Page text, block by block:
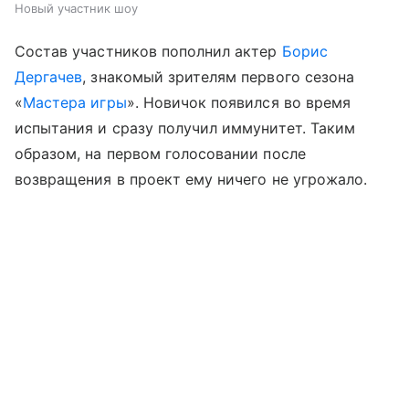
Новый участник шоу
Состав участников пополнил актер Борис
Дергачев, знакомый зрителям первого сезона
«Мастера игры». Новичок появился во время
испытания и сразу получил иммунитет. Таким
образом, на первом голосовании после
возвращения в проект ему ничего не угрожало.